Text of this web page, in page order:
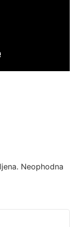
Neophodna